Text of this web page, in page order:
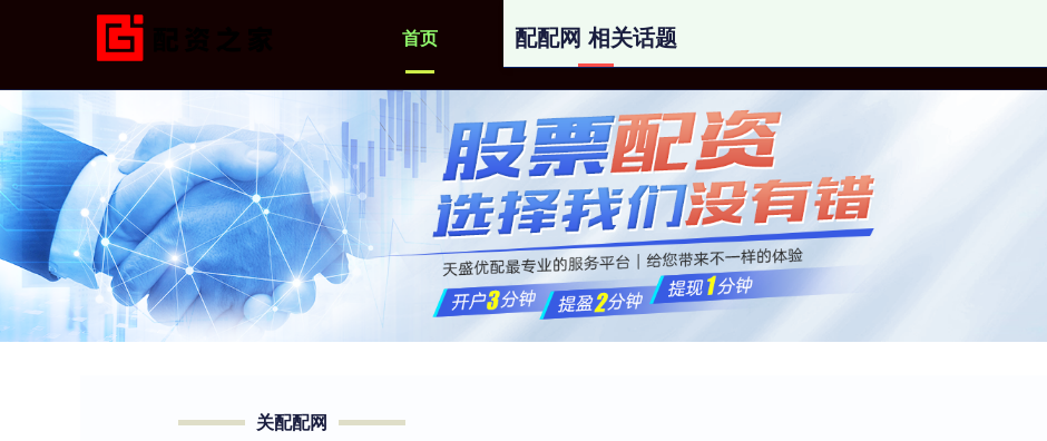
首页 配配网 炒股配资网站
配配网 相关话题
关配配网